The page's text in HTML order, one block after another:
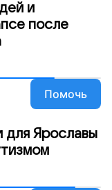
и
после
Помочь
для Ярославы